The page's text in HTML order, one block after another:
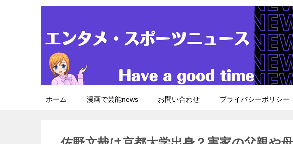
ホーム 漫画で芸能news お問い合わせ プライバシーポリシー